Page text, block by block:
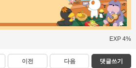
EXP 4%
이전 다음 댓글쓰기